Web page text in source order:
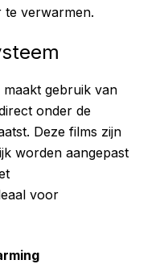
te verwarmen.
gebruik van
onder de
Deze films zijn
worden aangepast
voor